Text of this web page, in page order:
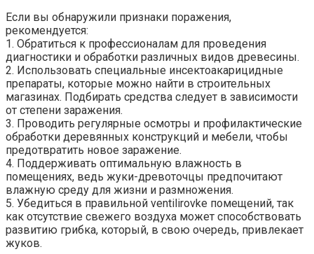
Если вы обнаружили признаки поражения,
рекомендуется:
1. Обратиться к профессионалам для проведения
диагностики и обработки различных видов древесины.
2. Использовать специальные инсектоакарицидные
препараты, которые можно найти в строительных
магазинах. Подбирать средства следует в зависимости
от степени заражения.
3. Проводить регулярные осмотры и профилактические
обработки деревянных конструкций и мебели, чтобы
предотвратить новое заражение.
4. Поддерживать оптимальную влажность в
помещениях, ведь жуки-древоточцы предпочитают
влажную среду для жизни и размножения.
5. Убедиться в правильной ventilirovke помещений, так
как отсутствие свежего воздуха может способствовать
развитию грибка, который, в свою очередь, привлекает
жуков.